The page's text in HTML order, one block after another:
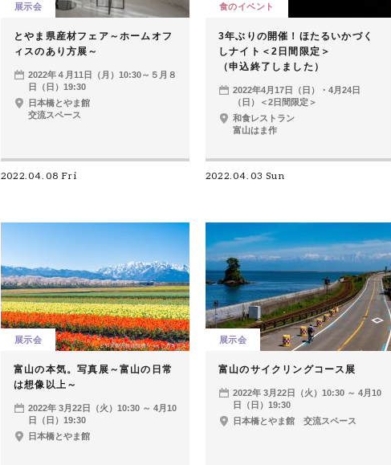
展示会
とやま県産材フェア～ホームオフ
ィスのあり方展～
2022年４月11日（月）10:30～５月８
日（日）19:30
日本橋とやま館
交流スペース
2022.04.08 Fri
食のイベント
3年ぶりの開催！ほたるいかづく
しナイト＜2日間限定＞
（申込終了しました）
2022年4月17日（日）・4月24日
（日）＜2日間限定＞
和食レストラン
富山はま作
2022.04.03 Sun
展示会
富山の本気。写真展～富山の日常
は想像以上～
2022年 3月22日（火）10:30 ～ 4月10
日（日）19:30
日本橋とやま館
展示会
富山のサイクリングコース展
2022年 3月22日（火）10:30 ～ 4月10
日（日）19:30
日本橋とやま館 交流スペース